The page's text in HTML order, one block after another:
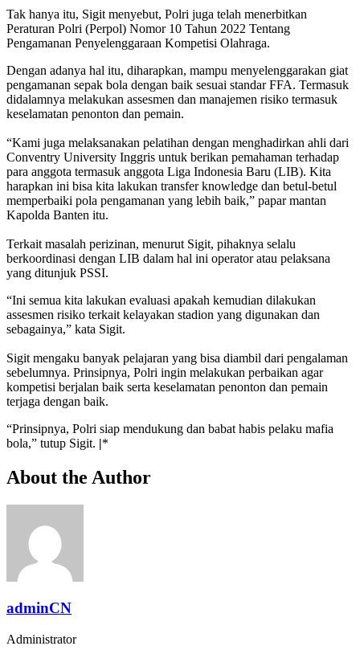
Tak hanya itu, Sigit menyebut, Polri juga telah menerbitkan
Peraturan Polri (Perpol) Nomor 10 Tahun 2022 Tentang
Pengamanan Penyelenggaraan Kompetisi Olahraga.
Dengan adanya hal itu, diharapkan, mampu menyelenggarakan giat
pengamanan sepak bola dengan baik sesuai standar FFA. Termasuk
didalamnya melakukan assesmen dan manajemen risiko termasuk
keselamatan penonton dan pemain.
“Kami juga melaksanakan pelatihan dengan menghadirkan ahli dari
Conventry University Inggris untuk berikan pemahaman terhadap
para anggota termasuk anggota Liga Indonesia Baru (LIB). Kita
harapkan ini bisa kita lakukan transfer knowledge dan betul-betul
memperbaiki pola pengamanan yang lebih baik,” papar mantan
Kapolda Banten itu.
Terkait masalah perizinan, menurut Sigit, pihaknya selalu
berkoordinasi dengan LIB dalam hal ini operator atau pelaksana
yang ditunjuk PSSI.
“Ini semua kita lakukan evaluasi apakah kemudian dilakukan
assesmen risiko terkait kelayakan stadion yang digunakan dan
sebagainya,” kata Sigit.
Sigit mengaku banyak pelajaran yang bisa diambil dari pengalaman
sebelumnya. Prinsipnya, Polri ingin melakukan perbaikan agar
kompetisi berjalan baik serta keselamatan penonton dan pemain
terjaga dengan baik.
“Prinsipnya, Polri siap mendukung dan babat habis pelaku mafia
bola,” tutup Sigit. |*
About the Author
adminCN
Administrator